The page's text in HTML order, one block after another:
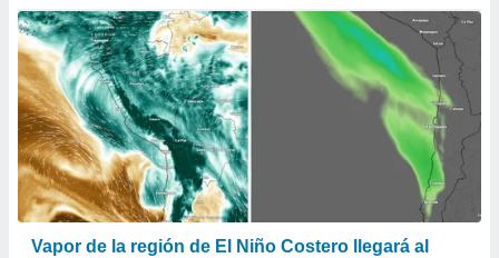
Vapor de la región de El Niño Costero llegará al